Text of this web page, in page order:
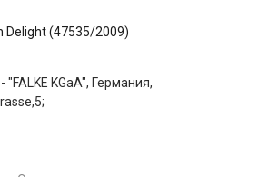
Delight (47535/2009)
"FALKE KGaA", Германия,